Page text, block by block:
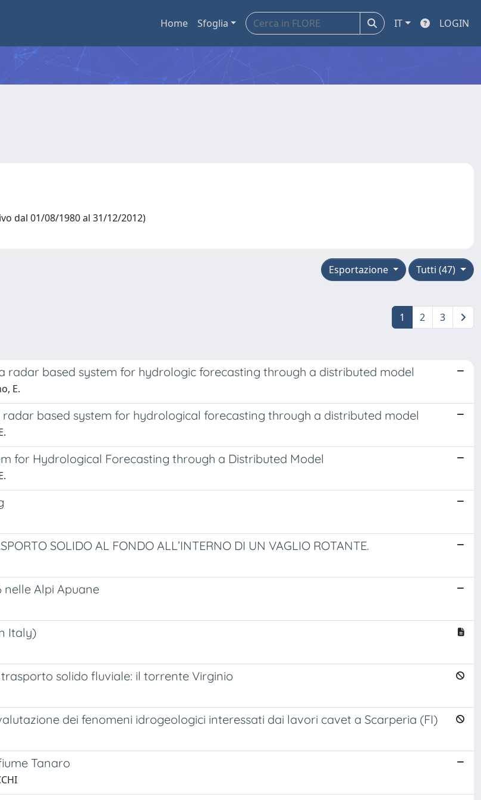
Home Sfoglia IT LOGIN
dal 01/08/1980 al 31/12/2012)
Tutti (47)
Esportazione
1 2 3
based system for hydrologic forecasting through a distributed model
E.
based system for hydrological forecasting through a distributed model
for Hydrological Forecasting through a Distributed Model
SOLIDO AL FONDO ALL’INTERNO DI UN VAGLIO ROTANTE.
Alpi Apuane
Italy)
solido fluviale: il torrente Virginio
dei fenomeni idrogeologici interessati dai lavori cavet a Scarperia (FI)
Tanaro